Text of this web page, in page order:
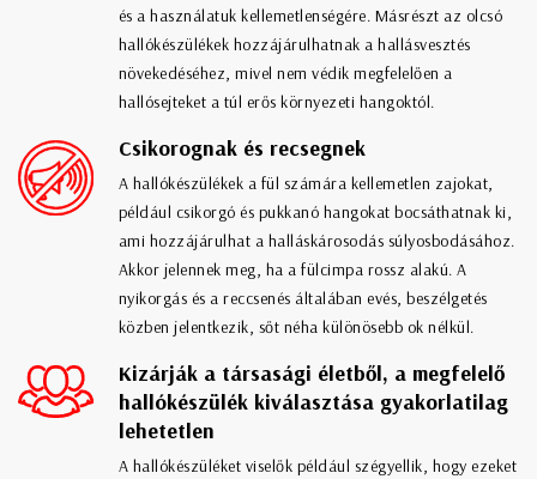
és a használatuk kellemetlenségére. Másrészt az olcsó
hallókészülékek hozzájárulhatnak a hallásvesztés
növekedéséhez, mivel nem védik megfelelően a
hallósejteket a túl erős környezeti hangoktól.
Csikorognak és recsegnek
A hallókészülékek a fül számára kellemetlen zajokat,
például csikorgó és pukkanó hangokat bocsáthatnak ki,
ami hozzájárulhat a halláskárosodás súlyosbodásához.
Akkor jelennek meg, ha a fülcimpa rossz alakú. A
nyikorgás és a reccsenés általában evés, beszélgetés
közben jelentkezik, sőt néha különösebb ok nélkül.
Kizárják a társasági életből, a megfelelő
hallókészülék kiválasztása gyakorlatilag
lehetetlen
A hallókészüléket viselők például szégyellik, hogy ezeket